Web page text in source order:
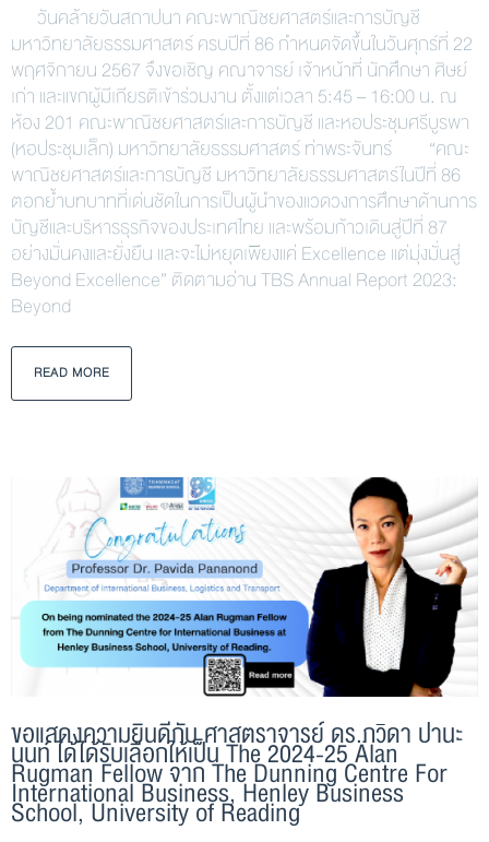
วันคล้ายวันสถาปนา คณะพาณิชยศาสตร์และการบัญชี
มหาวิทยาลัยธรรมศาสตร์ ครบปีที่ 86 กำหนดจัดขึ้นในวันศุกร์ที่ 22
พฤศจิกายน 2567 จึงขอเชิญ คณาจารย์ เจ้าหน้าที่ นักศึกษา ศิษย์
เก่า และแขกผู้มีเกียรติเข้าร่วมงาน ตั้งแต่เวลา 5:45 – 16:00 น. ณ
ห้อง 201 คณะพาณิชยศาสตร์และการบัญชี และหอประชุมศรีบูรพา
(หอประชุมเล็ก) มหาวิทยาลัยธรรมศาสตร์ ท่าพระจันทร์ “คณะ
พาณิชยศาสตร์และการบัญชี มหาวิทยาลัยธรรมศาสตร์ในปีที่ 86
ตอกย้ำบทบาทที่เด่นชัดในการเป็นผู้นำของแวดวงการศึกษาด้านการ
บัญชีและบริหารธุรกิจของประเทศไทย และพร้อมก้าวเดินสู่ปีที่ 87
อย่างมั่นคงและยั่งยืน และจะไม่หยุดเพียงแค่ Excellence แต่มุ่งมั่นสู่
Beyond Excellence” ติดตามอ่าน TBS Annual Report 2023:
Beyond
READ MORE
ขอแสดงความยินดีกับ ศาสตราจารย์ ดร.ภวิดา ปานะ
นนท์ ได้ได้รับเลือกให้เป็น The 2024-25 Alan
Rugman Fellow จาก The Dunning Centre For
International Business, Henley Business
School, University of Reading